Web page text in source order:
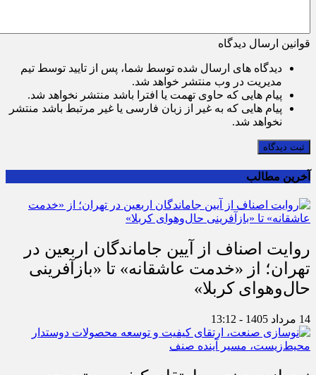
قوانین ارسال دیدگاه
دیدگاه های ارسال شده توسط شما، پس از تایید توسط تیم
مدیریت در وب منتشر خواهد شد.
پیام هایی که حاوی تهمت یا افترا باشد منتشر نخواهد شد.
پیام هایی که به غیر از زبان فارسی یا غیر مرتبط باشد منتشر
نخواهد شد.
ثبت دیدگاه
آخرین مطالب
روایت اصناف از آیین جاماندگان اربعین در
تهران؛ از «خدمت عاشقانه» تا «بازآفرینی
حال‌وهوای کربلا»
14 مرداد 1405 - 13:12